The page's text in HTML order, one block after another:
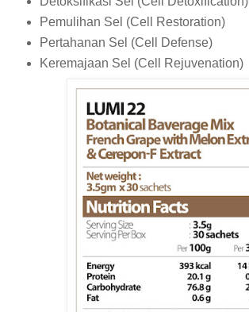
Pemulihan Sel (Cell Restoration)
Pertahanan Sel (Cell Defense)
Keremajaan Sel (Cell Rejuvenation)